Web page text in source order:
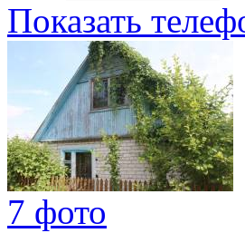
Показать
7 фото